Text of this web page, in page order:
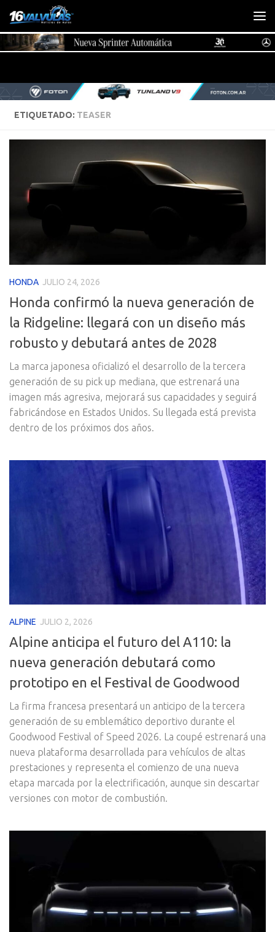
Saltar al contenido
ETIQUETADO: TEASER
HONDA JULIO 24, 2026
Honda confirmó la nueva generación de
la Ridgeline: llegará con un diseño más
robusto y debutará antes de 2028
La marca japonesa oficializó el desarrollo de la tercera
generación de su pick up mediana, que estrenará una
imagen más agresiva, mejorará sus capacidades y seguirá
fabricándose en Estados Unidos. Su llegada está prevista
dentro de los próximos dos años.
ALPINE JULIO 2, 2026
Alpine anticipa el futuro del A110: la
nueva generación debutará como
prototipo en el Festival de Goodwood
La firma francesa presentará un anticipo de la tercera
generación de su emblemático deportivo durante el
Goodwood Festival of Speed 2026. La coupé estrenará una
nueva plataforma desarrollada para vehículos de altas
prestaciones y representa el comienzo de una nueva
etapa marcada por la electrificación, aunque sin descartar
versiones con motor de combustión.